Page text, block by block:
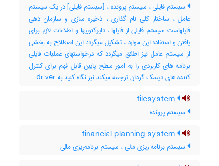
سیستم فایلی ، سیستم پرونده ، [سیستم فایلی] در یک سیستم
عامل ، ساختار کلی نام گذاری ، ذخیره سازی و سازمان دهی
فایلهاست سیستم فایلی از فایلها ، دایرکتوریها و اطلاعات لازم برای
یافتن و استفاده این موارد ، تشکیل میگردد این اصطلاح به بخشی
از سیستم عامل نیز اطلاق میگردد که درخواستهای عملیات فایلی
برنامه های کاربردی را به امور سطح پایین قابل فهم برای کنترل
کننده های دیسک گردان ترجمه میکند نیز نگاه کنید به ‎ driver
سیستم پرونده
سیستم برنامه ریزی مالی ، سیستم برنامه‌ریزی مالی